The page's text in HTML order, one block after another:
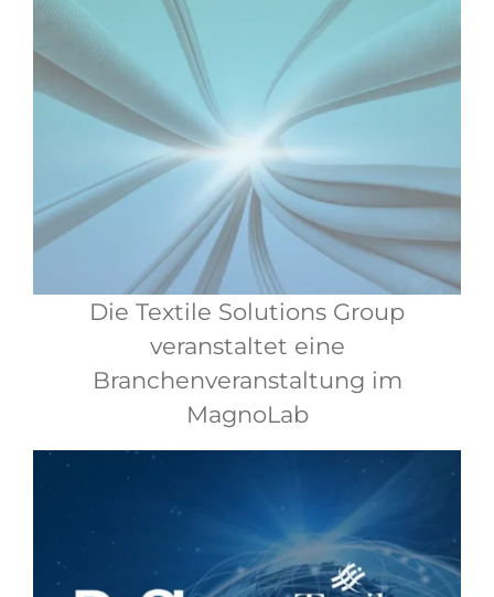
Die Textile Solutions Group
veranstaltet eine
Branchenveranstaltung im
MagnoLab